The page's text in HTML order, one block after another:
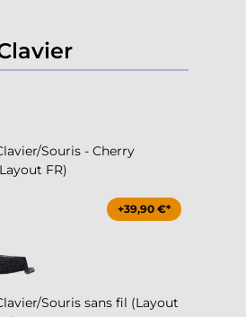
Souris - Cherry
FR)
+39,90 €*
Souris sans fil (Layout